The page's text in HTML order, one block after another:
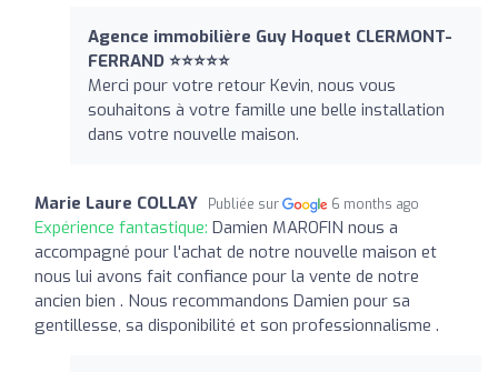
Agence immobilière Guy Hoquet CLERMONT-
FERRAND ⭐⭐⭐⭐⭐
Merci pour votre retour Kevin, nous vous
souhaitons à votre famille une belle installation
dans votre nouvelle maison.
Marie Laure COLLAY Publiée sur 6 months ago
Expérience fantastique: Damien MAROFIN nous a
accompagné pour l'achat de notre nouvelle maison et
nous lui avons fait confiance pour la vente de notre
ancien bien . Nous recommandons Damien pour sa
gentillesse, sa disponibilité et son professionnalisme .